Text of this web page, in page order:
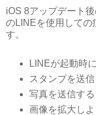
iOS 8アップデート
のLINEを使用しての
す。
LINEが起動時
スタンプを送
写真を送信する
画像を拡大しよ